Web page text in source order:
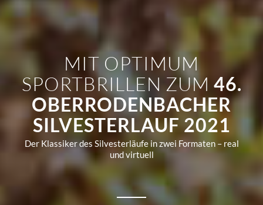
MIT OPTIMUM
SPORTBRILLEN ZUM 46.
OBERRODENBACHER
SILVESTERLAUF 2021
Der Klassiker des Silvesterläufe in zwei Formaten – real
und virtuell